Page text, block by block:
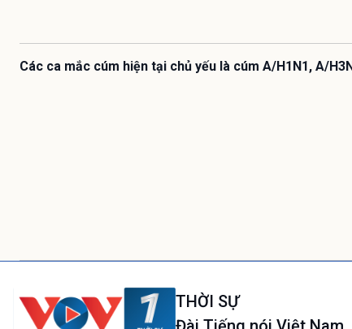
Các ca mắc cúm hiện tại chủ yếu là cúm A/H1N1, A/
THỜI SỰ